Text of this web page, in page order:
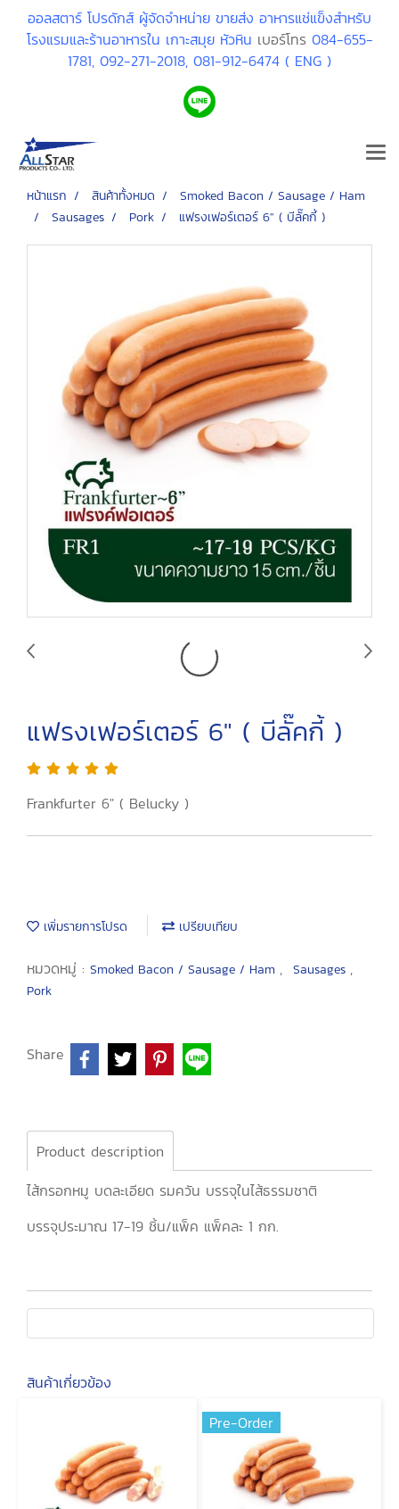
ออลสตาร์ โปรดักส์ ผู้จัดจำหน่าย ขายส่ง อาหารแช่แข็งสำหรับ
โรงแรมและร้านอาหารใน เกาะสมุย หัวหิน เบอร์โทร 084-655-
1781, 092-271-2018, 081-912-6474 ( ENG )
หน้าแรก สินค้าทั้งหมด
Smoked Bacon / Sausage / Ham
Sausages
Pork แฟรงเฟอร์เตอร์ 6" ( บีลั๊คกี้ )
แฟรงเฟอร์เตอร์ 6" ( บีลั๊คกี้ )
Frankfurter 6" ( Belucky )
เพิ่มรายการโปรด เปรียบเทียบ
หมวดหมู่ : Smoked Bacon / Sausage / Ham , Sausages ,
Pork
Share
Product description
ไส้กรอกหมู บดละเอียด รมควัน บรรจุในไส้ธรรมชาติ
บรรจุประมาณ 17-19 ชิ้น/แพ็ค แพ็คละ 1 กก.
สินค้าเกี่ยวข้อง
Pre-Order